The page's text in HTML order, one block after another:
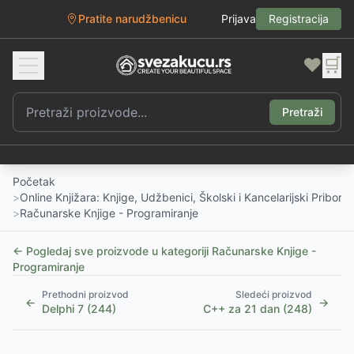
Pratite narudžbenicu Prijava Registracija
❤️ 🛒
Pretraži
Početak
>Online Knjižara: Knjige, Udžbenici, Školski i Kancelarijski Pribor
>Računarske Knjige - Programiranje
← Pogledaj sve proizvode u kategoriji Računarske Knjige -
Programiranje
←
Prethodni proizvod
Delphi 7 (244)
Sledeći proizvod
C++ za 21 dan (248) →